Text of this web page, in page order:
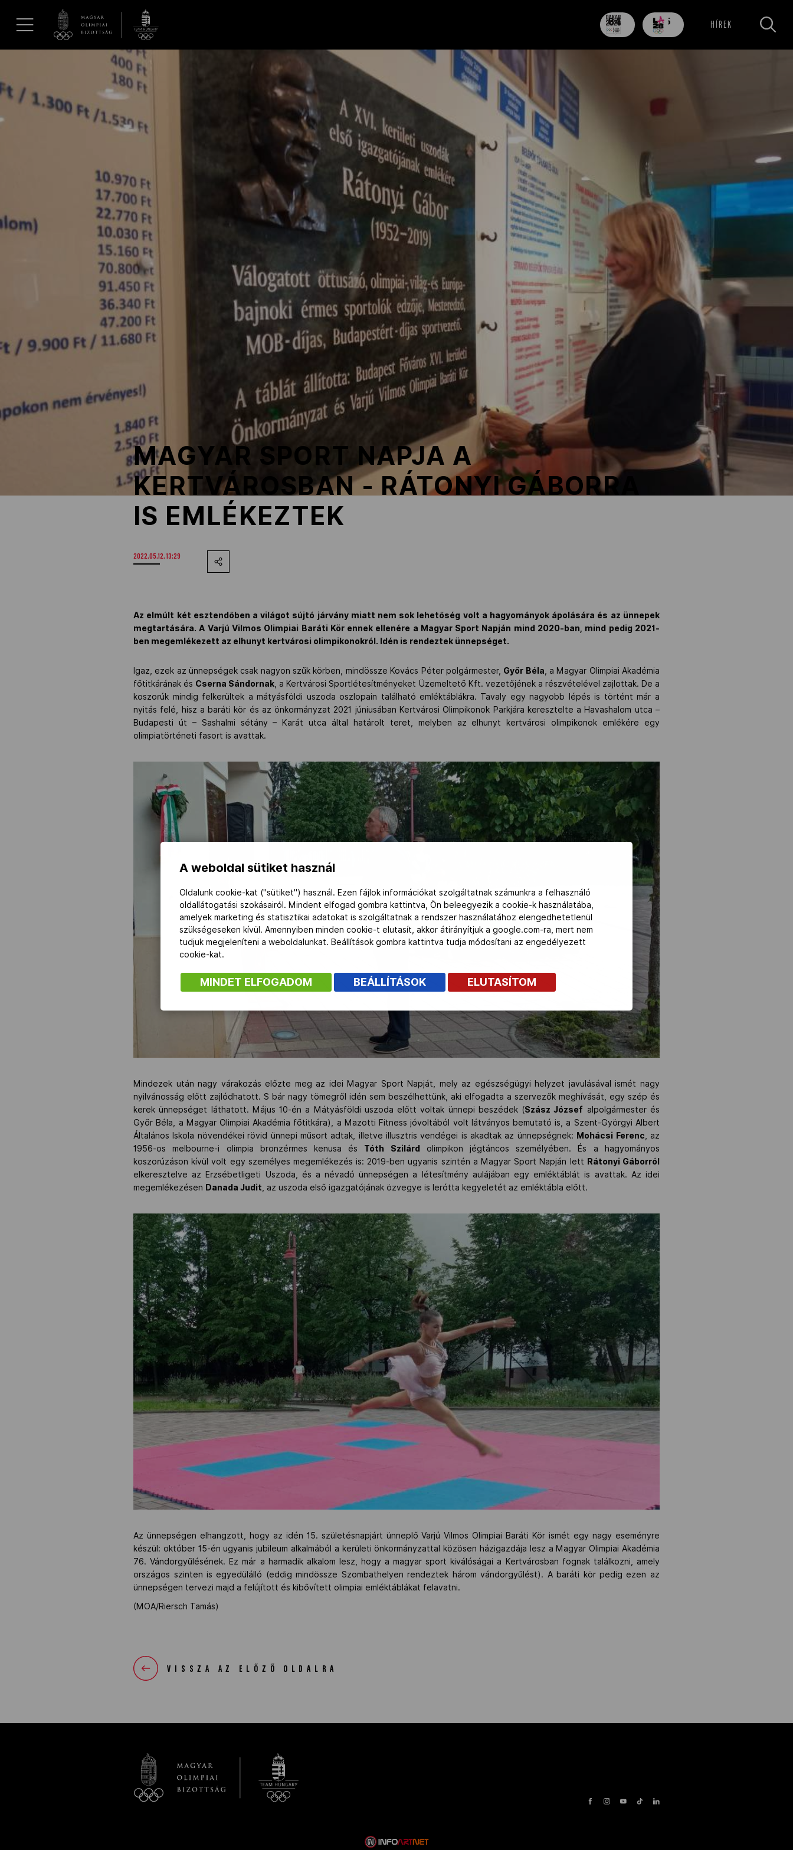
Los Angeles 2028
MOB
Kettőskarrier-program
NOB
Társszervezetek
84
nap
705
nap HÍREK
MAGYAR SPORT NAPJA A
KERTVÁROSBAN - RÁTONYI GÁBORRA
IS EMLÉKEZTEK
2022.05.12. 13:29
Az elmúlt két esztendőben a világot sújtó járvány miatt nem sok lehetőség volt a hagyományok ápolására és az ünnepek
megtartására. A Varjú Vilmos Olimpiai Baráti Kör ennek ellenére a Magyar Sport Napján mind 2020-ban, mind pedig 2021-
ben megemlékezett az elhunyt kertvárosi olimpikonokról. Idén is rendeztek ünnepséget.
Igaz, ezek az ünnepségek csak nagyon szűk körben, mindössze Kovács Péter polgármester, Győr Béla , a Magyar Olimpiai Akadémia
főtitkárának és Cserna Sándornak , a Kertvárosi Sportlétesítményeket Üzemeltető Kft. vezetőjének a részvételével zajlottak. De a
koszorúk mindig felkerültek a mátyásföldi uszoda oszlopain található emléktáblákra. Tavaly egy nagyobb lépés is történt már a
nyitás felé, hisz a baráti kör és az önkormányzat 2021 júniusában Kertvárosi Olimpikonok Parkjára keresztelte a Havashalom utca –
Budapesti út – Sashalmi sétány – Karát utca által határolt teret, melyben az elhunyt kertvárosi olimpikonok emlékére egy
olimpiatörténeti fasort is avattak.
Mindezek után nagy várakozás előzte meg az idei Magyar Sport Napját, mely az egészségügyi helyzet javulásával ismét nagy
nyilvánosság előtt zajlódhatott. S bár nagy tömegről idén sem beszélhettünk, aki elfogadta a szervezők meghívását, egy szép és
kerek ünnepséget láthatott. Május 10-én a Mátyásföldi uszoda előtt voltak ünnepi beszédek (Szász József alpolgármester és
Győr Béla, a Magyar Olimpiai Akadémia főtitkára), a Mazotti Fitness jóvoltából volt látványos bemutató is, a Szent-Györgyi Albert
Általános Iskola növendékei rövid ünnepi műsort adtak, illetve illusztris vendégei is akadtak az ünnepségnek: Mohácsi Ferenc , az
1956-os melbourne-i olimpia bronzérmes kenusa és Tóth Szilárd
olimpikon jégtáncos személyében. És a hagyományos
koszorúzáson kívül volt egy személyes megemlékezés is: 2019-ben ugyanis szintén a Magyar Sport Napján lett Rátonyi Gáborról
elkeresztelve az Erzsébetligeti Uszoda, és a névadó ünnepségen a létesítmény aulájában egy emléktáblát is avattak. Az idei
megemlékezésen Danada Judit , az uszoda első igazgatójának özvegye is lerótta kegyeletét az emléktábla előtt.
Az ünnepségen elhangzott, hogy az idén 15. születésnapjárt ünneplő Varjú Vilmos Olimpiai Baráti Kör ismét egy nagy eseményre
készül: október 15-én ugyanis jubileum alkalmából a kerületi önkormányzattal közösen házigazdája lesz a Magyar Olimpiai Akadémia
76. Vándorgyűlésének. Ez már a harmadik alkalom lesz, hogy a magyar sport kiválóságai a Kertvárosban fognak találkozni, amely
országos szinten is egyedülálló (eddig mindössze Szombathelyen rendeztek három vándorgyűlést). A baráti kör pedig ezen az
ünnepségen tervezi majd a felújított és kibővített olimpiai emléktáblákat felavatni.
(MOA/Riersch Tamás)
VISSZA AZ ELŐZŐ OLDALRA
A weboldal sütiket használ
Oldalunk cookie-kat ("sütiket") használ. Ezen fájlok információkat szolgáltatnak számunkra a felhasználó
oldallátogatási szokásairól. Mindent elfogad gombra kattintva, Ön beleegyezik a cookie-k használatába,
amelyek marketing és statisztikai adatokat is szolgáltatnak a rendszer használatához elengedhetetlenül
szükségeseken kívül. Amennyiben minden cookie-t elutasít, akkor átirányítjuk a google.com-ra, mert nem
tudjuk megjeleníteni a weboldalunkat. Beállítások gombra kattintva tudja módosítani az engedélyezett
cookie-kat.
MINDET ELFOGADOM BEÁLLÍTÁSOK ELUTASÍTOM